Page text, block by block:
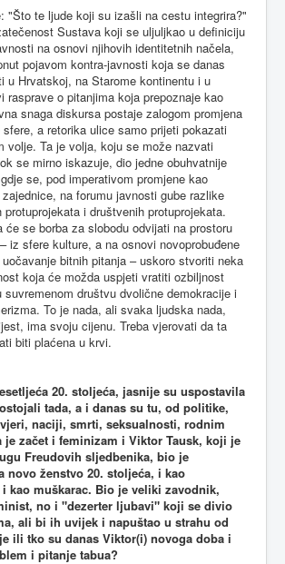
"Što te ljude koji su izašli na cestu integrira?"
Sustava koji se uljuljkao u definiciju
na osnovi njihovih identitetnih načela,
pojavom kontra-javnosti koja se danas
u Hrvatskoj, na Starome kontinentu i u
rasprave o pitanjima koja prepoznaje kao
snaga diskursa postaje zalogom promjena
a retorika ulice samo prijeti pokazati
volje. Ta je volja, koju se može nazvati
se mirno iskazuje, dio jedne obuhvatnije
se, pod imperativom promjene kao
na forumu javnosti gube razlike
i društvenih protuprojekata.
će se borba za slobodu odvijati na prostoru
iz sfere kulture, a na osnovi novoprobuđene
bitnih pitanja – uskoro stvoriti neka
koja će možda uspjeti vratiti ozbiljnost
suvremenom društvu dvolične demokracije i
To je nada, ali svaka ljudska nada,
ima svoju cijenu. Treba vjerovati da ta
biti plaćena u krvi.
20. stoljeća, jasnije su uspostavila
tada, a i danas su tu, od politike,
naciji, smrti, seksualnosti, rodnim
je začet i feminizam i Viktor Tausk, koji je
Freudovih sljedbenika, bio je
novo ženstvo 20. stoljeća, i kao
kao muškarac. Bio je veliki zavodnik,
no i "dezerter ljubavi" koji se divio
ali bi ih uvijek i napuštao u strahu od
ili tko su danas Viktor(i) novoga doba i
i pitanje tabua?